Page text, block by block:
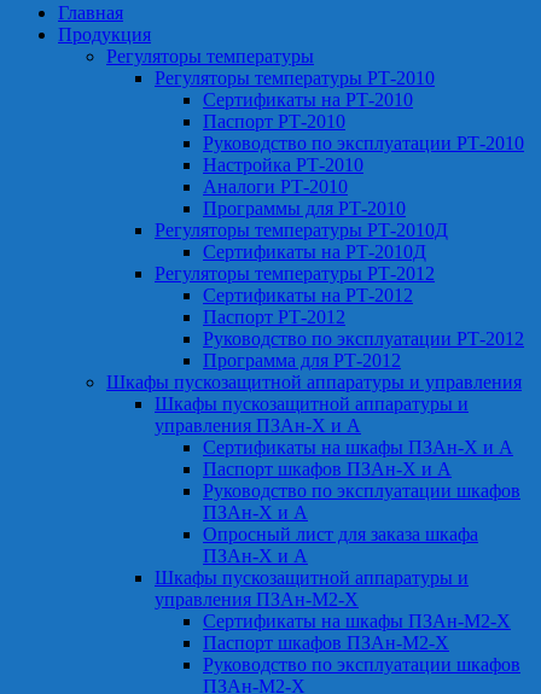
Главная
Продукция
Регуляторы температуры
Регуляторы температуры РТ-2010
Сертификаты на РТ-2010
Паспорт РТ-2010
Руководство по эксплуатации РТ-2010
Настройка РТ-2010
Аналоги РТ-2010
Программы для РТ-2010
Регуляторы температуры РТ-2010Д
Сертификаты на РТ-2010Д
Регуляторы температуры РТ-2012
Сертификаты на РТ-2012
Паспорт РТ-2012
Руководство по эксплуатации РТ-2012
Программа для РТ-2012
Шкафы пускозащитной аппаратуры и управления
Шкафы пускозащитной аппаратуры и
управления ПЗАн-Х и А
Сертификаты на шкафы ПЗАн-Х и А
Паспорт шкафов ПЗАн-Х и А
Руководство по эксплуатации шкафов
ПЗАн-Х и А
Опросный лист для заказа шкафа
ПЗАн-Х и А
Шкафы пускозащитной аппаратуры и
управления ПЗАн-М2-Х
Сертификаты на шкафы ПЗАн-М2-Х
Паспорт шкафов ПЗАн-М2-Х
Руководство по эксплуатации шкафов
ПЗАн-М2-Х